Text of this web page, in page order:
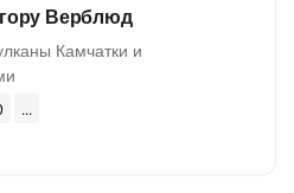
Верблюд
Камчатки и